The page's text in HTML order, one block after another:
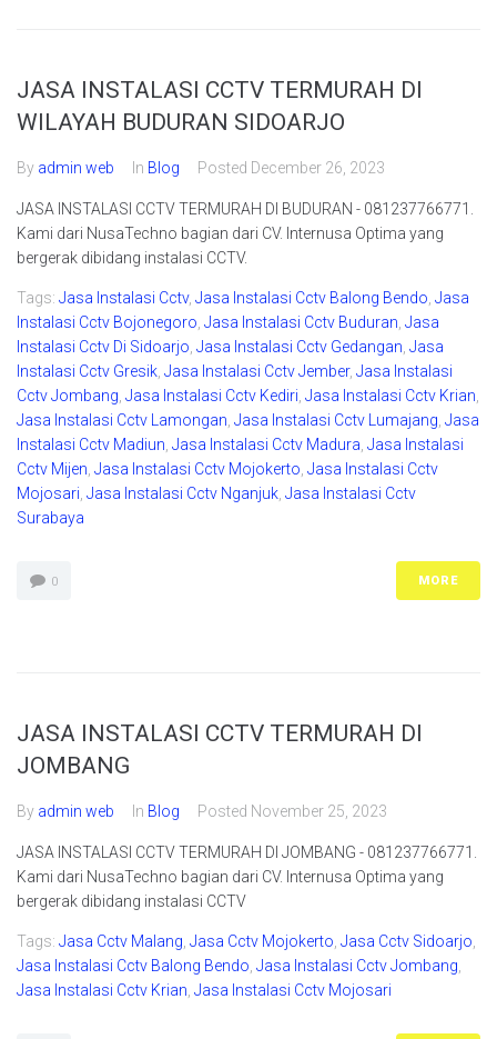
JASA INSTALASI CCTV TERMURAH DI
WILAYAH BUDURAN SIDOARJO
By admin web In Blog Posted December 26, 2023
JASA INSTALASI CCTV TERMURAH DI BUDURAN - 081237766771.
Kami dari NusaTechno bagian dari CV. Internusa Optima yang
bergerak dibidang instalasi CCTV.
Tags: Jasa Instalasi Cctv, Jasa Instalasi Cctv Balong Bendo Jasa
Instalasi Cctv Bojonegoro Jasa Instalasi Cctv Buduran Jasa
Instalasi Cctv Di Sidoarjo Jasa Instalasi Cctv Gedangan Jasa
Instalasi Cctv Gresik Jasa Instalasi Cctv Jember, Jasa Instalasi
Cctv Jombang Jasa Instalasi Cctv Kediri Jasa Instalasi Cctv Krian
Jasa Instalasi Cctv Lamongan Jasa Instalasi Cctv Lumajang Jasa
Instalasi Cctv Madiun Jasa Instalasi Cctv Madura Jasa Instalasi
Cctv Mijen Jasa Instalasi Cctv Mojokerto Jasa Instalasi Cctv
Mojosari Jasa Instalasi Cctv Nganjuk Jasa Instalasi Cctv
Surabaya
0 MORE
JASA INSTALASI CCTV TERMURAH DI
JOMBANG
By admin web In Blog Posted November 25, 2023
JASA INSTALASI CCTV TERMURAH DI JOMBANG - 081237766771.
Kami dari NusaTechno bagian dari CV. Internusa Optima yang
bergerak dibidang instalasi CCTV
Tags: Jasa Cctv Malang Jasa Cctv Mojokerto Jasa Cctv Sidoarjo
Jasa Instalasi Cctv Balong Bendo Jasa Instalasi Cctv Jombang
Jasa Instalasi Cctv Krian Jasa Instalasi Cctv Mojosari